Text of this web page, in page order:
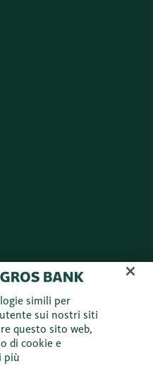
Instagram Youtube
simili per
sui nostri siti
questo sito web,
di cookie e
più